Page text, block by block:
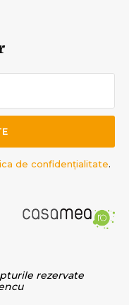
de confidențialitate.
rezervate